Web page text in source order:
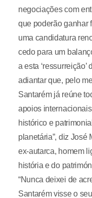
negociações com
que poderão ganhar
uma candidatura
cedo para um
a esta
adiantar que, pelo
Santarém já reúne
apoios
histórico e
planetária”, diz José
ex-autarca, homem
história e do
“Nunca deixei de
Santarém visse o